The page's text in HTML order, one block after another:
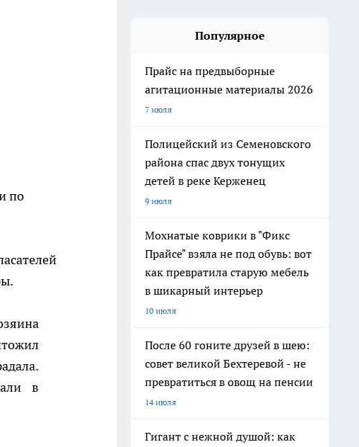
по
в
Популярное
Прайс на предвыборные
агитационные материалы 2026
7 июля
Полицейский из Семеновского
района спас двух тонущих
детей в реке Керженец
9 июля
Мохнатые коврики в "Фикс
Прайсе" взяла не под обувь: вот
как превратила старую мебель
в шикарный интерьер
10 июля
После 60 гоните друзей в шею:
совет великой Бехтеревой - не
превратиться в овощ на пенсии
14 июля
Гигант с нежной душой: как